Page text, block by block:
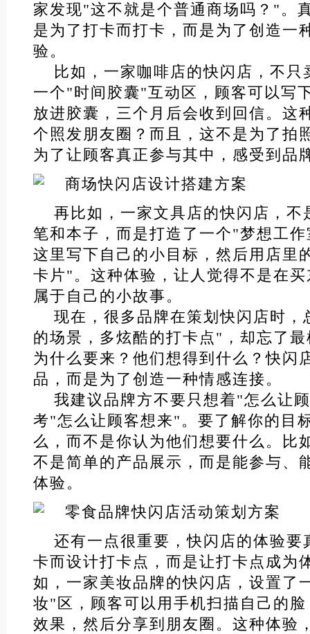
家发现"这不就是个普通商场吗？"。
是为了打卡而打卡，而是为了创造一
验。
比如，一家咖啡店的快闪店，不只
一个"时间胶囊"互动区，顾客可以写
放进胶囊，三个月后会收到回信。这
个照发朋友圈？而且，这不是为了拍
为了让顾客真正参与其中，感受到品
再比如，一家文具店的快闪店，不
笔和本子，而是打造了一个"梦想工
这里写下自己的小目标，然后用店里
卡片"。这种体验，让人觉得不是在
属于自己的小故事。
现在，很多品牌在策划快闪店时
的场景，多炫酷的打卡点"，却忘了
为什么要来？他们想得到什么？快闪
品，而是为了创造一种情感连接。
我建议品牌方不要只想着"怎么让
考"怎么让顾客想来"。要了解你的目
么，而不是你认为他们想要什么。比
不是简单的产品展示，而是能参与、
体验。
还有一点很重要，快闪店的体验要
卡而设计打卡点，而是让打卡点成为
如，一家美妆品牌的快闪店，设置了
妆"区，顾客可以用手机扫描自己的
效果，然后分享到朋友圈。这种体验